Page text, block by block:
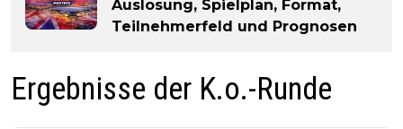
Auslosung, Spielplan, Format,
Teilnehmerfeld und Prognosen
Ergebnisse der K.o.-Runde